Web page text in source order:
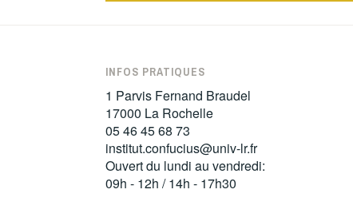
INFOS PRATIQUES
1 Parvis Fernand Braudel
17000 La Rochelle
05 46 45 68 73
institut.confucius@univ-lr.fr
Ouvert du lundi au vendredi:
09h - 12h / 14h - 17h30